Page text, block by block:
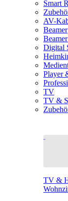
Smart
AV-
Beamer
Digital
Player
TV
TV &
TV &